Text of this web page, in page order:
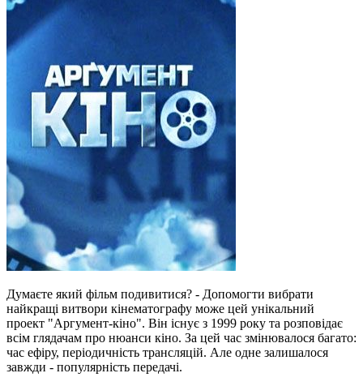
Думаєте який фільм подивитися? - Допомогти вибрати
найкращі витвори кінематографу може цей унікальний
проект "Аргумент-кіно". Він існує з 1999 року та розповідає
всім глядачам про нюанси кіно. За цей час змінювалося багато:
час ефіру, періодичність трансляцій. Але одне залишалося
завжди - популярність передачі.